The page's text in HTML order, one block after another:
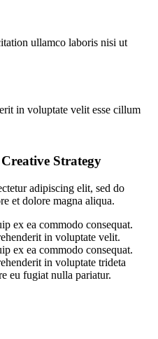
ullamco laboris nisi ut
in voluptate velit esse cillum
Strategy
adipiscing elit, sed do
et dolore magna aliqua.
ex ea commodo consequat.
in voluptate velit.
ex ea commodo consequat.
in voluptate trideta
eu fugiat nulla pariatur.